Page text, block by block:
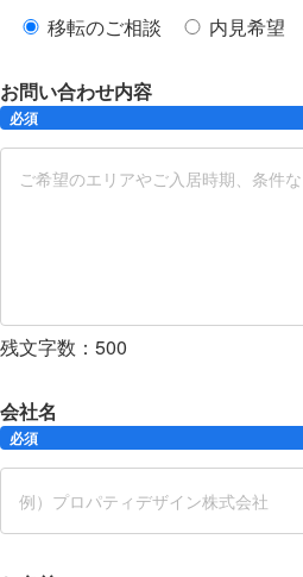
移転のご相談 内見希望
お問い合わせ内容
必須
残文字数： 500
会社名
必須